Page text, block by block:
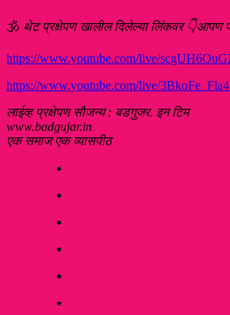
🕉️ थेट प्रक्षेपण खालील दिलेल्या लिंकवर 👇आपण
https://www.youtube.com/live/
https://www.youtube.com/live/
लाईव्ह प्रक्षेपण सौजन्य : बडगुजर. इन टिम
www.badgujar.in
एक समाज एक व्यासपीठ